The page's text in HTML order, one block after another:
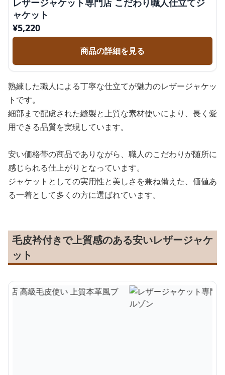
レザージャケット専門店 こだわり職人仕立てジ
ャケット
¥5,220
商品の詳細を見る
熟練した職人による丁寧な仕立てが魅力のレザージャケッ
トです。
細部まで配慮された縫製と上質な素材使いにより、長く愛
用できる品質を実現しています。
安い価格帯の商品でありながら、職人のこだわりが随所に
感じられる仕上がりとなっています。
ジャケットとしての実用性と美しさを兼ね備えた、価値あ
る一着として多くの方に選ばれています。
毛皮衿付きで上質感のある安いレザージャケ
ット